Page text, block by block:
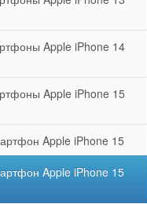
Apple iPhone 14
Apple iPhone 15
Apple iPhone 15
Apple iPhone 15